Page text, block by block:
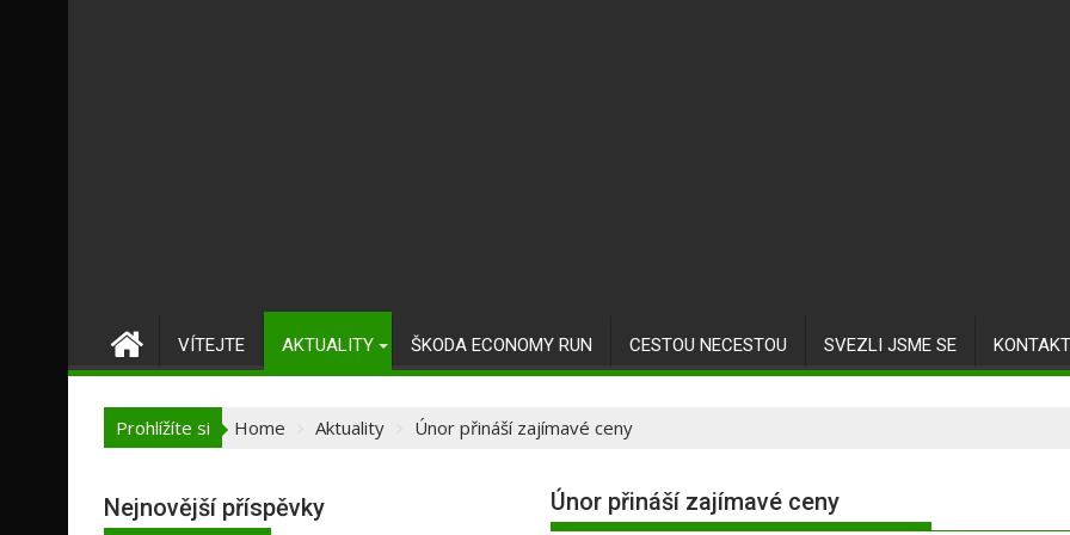
VÍTEJTE AKTUALITY ŠKODA ECONOMY RUN CESTOU NECESTOU SVEZLI JSME SE KONTAKT
Prohlížíte si Home Aktuality Únor přináší zajímavé ceny
Únor přináší zajímavé ceny
Nejnovější příspěvky